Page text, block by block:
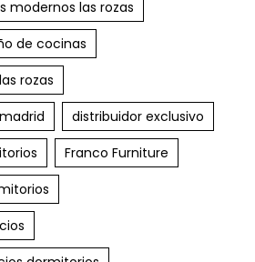
modernos las rozas
de cocinas
rozas
distribuidor exclusivo
Franco Furniture